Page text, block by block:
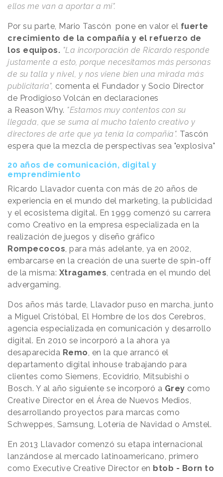
ellos me van a aportar a mi".
Por su parte, Mario Tascón pone en valor el fuerte
crecimiento de la compañía y el refuerzo de
los equipos. "La incorporación de Ricardo responde
justamente a esto, porque necesitamos más personas
de su talla y nivel, y nos viene bien una mirada más
publicitaria", comenta el Fundador y Socio Director
de Prodigioso Volcán en declaraciones
a Reason Why. "Estamos muy contentos con su
llegada, que se suma al mucho talento creativo y
directores de arte que ya tenía la compañía". Tascón
espera que la mezcla de perspectivas sea "explosiva"
20 años de comunicación, digital y
emprendimiento
Ricardo Llavador cuenta con más de 20 años de
experiencia en el mundo del marketing, la publicidad
y el ecosistema digital. En 1999 comenzó su carrera
como Creativo en la empresa especializada en la
realización de juegos y diseño gráfico
Rompecocos, para más adelante, ya en 2002,
embarcarse en la creación de una suerte de spin-off
de la misma: Xtragames, centrada en el mundo del
advergaming.
Dos años más tarde, Llavador puso en marcha, junto
a Miguel Cristóbal, El Hombre de los dos Cerebros,
agencia especializada en comunicación y desarrollo
digital. En 2010 se incorporó a la ahora ya
desaparecida Remo, en la que arrancó el
departamento digital inhouse trabajando para
clientes como Siemens, Ecovidrio, Mitsubishi o
Bosch. Y al año siguiente se incorporó a Grey como
Creative Director en el Área de Nuevos Medios,
desarrollando proyectos para marcas como
Schweppes, Samsung, Lotería de Navidad o Amstel.
En 2013 Llavador comenzó su etapa internacional
lanzándose al mercado latinoamericano, primero
como Executive Creative Director en btob - Born to